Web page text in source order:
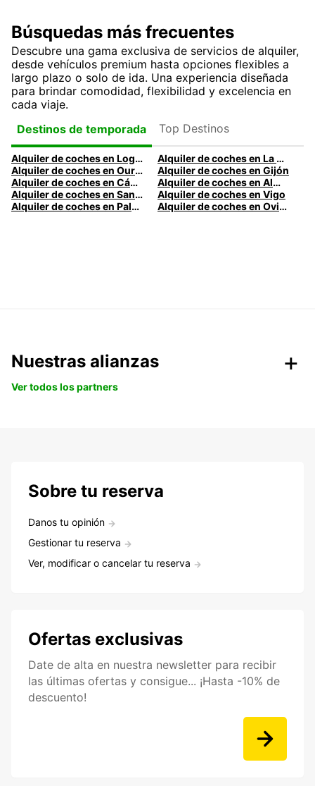
Búsquedas más frecuentes
Descubre una gama exclusiva de servicios de alquiler,
desde vehículos premium hasta opciones flexibles a
largo plazo o solo de ida. Una experiencia diseñada
para brindar comodidad, flexibilidad y excelencia en
cada viaje.
Destinos de temporada
Top Destinos
Alquiler de coches en Logroño
Alquiler de coches en La Coruña
Alquiler de coches en Ourense
Alquiler de coches en Gijón
Alquiler de coches en Cádiz
Alquiler de coches en Almería
Alquiler de coches en Santander
Alquiler de coches en Vigo
Alquiler de coches en Palma
Alquiler de coches en Oviedo
Nuestras alianzas
Ver todos los partners
Sobre tu reserva
Danos tu opinión
Gestionar tu reserva
Ver, modificar o cancelar tu reserva
Ofertas exclusivas
Date de alta en nuestra newsletter para recibir
las últimas ofertas y consigue... ¡Hasta -10% de
descuento!